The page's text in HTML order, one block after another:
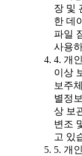
장 및
한 데
파일
사용
4. 개
이상
보주
별정
상 보
변조
고 있
5. 개